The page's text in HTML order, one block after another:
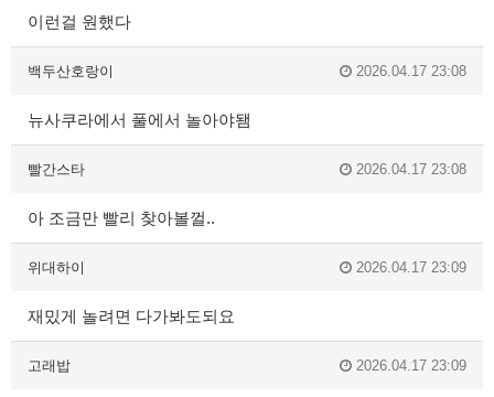
이런걸 원했다
백두산호랑이 2026.04.17 23:08
뉴사쿠라에서 풀에서 놀아야됌
빨간스타 2026.04.17 23:08
아 조금만 빨리 찾아볼껄..
위대하이 2026.04.17 23:09
재밌게 놀려면 다가봐도되요
고래밥 2026.04.17 23:09